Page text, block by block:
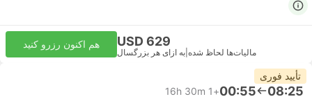
USD 629
مالیات‌ها لحاظ شده به ازای هر بزرگسال
هم اکنون رزرو کنید
تأیید فوری
08:25
00:55
+1
16h 30m